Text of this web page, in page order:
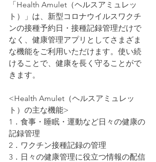
「Health Amulet（ヘルスアミュレッ
ト）」は、新型コロナウイルスワクチ
ンの接種予約日・接種記録管理だけで
なく、健康管理アプリとしてさまざま
な機能をご利用いただけます。使い続
けることで、健康を長く守ることがで
きます。
<Health Amulet（ヘルスアミュレッ
ト）の主な機能>
1．食事・睡眠・運動など日々の健康の
記録管理
2．ワクチン接種記録の管理
3．日々の健康管理に役立つ情報の配信